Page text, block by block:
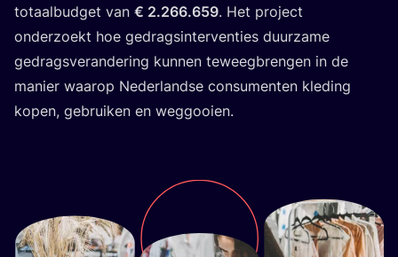
totaal­bud­get van € 2.266.659. Het pro­ject
onder­zoekt hoe gedrags­in­ter­ven­ties duur­za­me
gedrags­ver­an­de­ring kun­nen teweeg­bren­gen in de
manier waar­op Neder­land­se con­su­men­ten kle­ding
kopen, gebrui­ken en weggooien.